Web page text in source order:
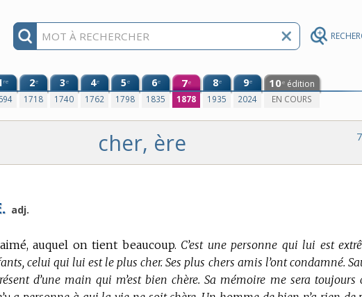
re 2e
1718
3e
1740
4e
1762
5e
1798
6e
1835
7e
1878
8e
1935
9e
2024
10e édition
EN COURS
7
cher, ère
adj.
auquel on tient beaucoup. C’est une personne qui lui est
celui qui lui est le plus cher. Ses plus chers amis l’ont condamné.
d’une main qui m’est bien chère. Sa mémoire me sera toujours